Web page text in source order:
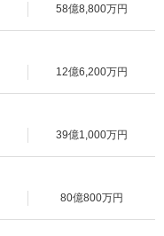
58億8,800万円
12億6,200万円
39億1,000万円
80億800万円